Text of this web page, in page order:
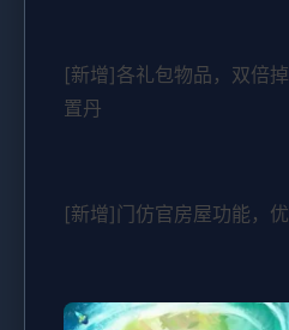
[新增]各礼包物品，双倍
置丹
[新增]门仿官房屋功能，